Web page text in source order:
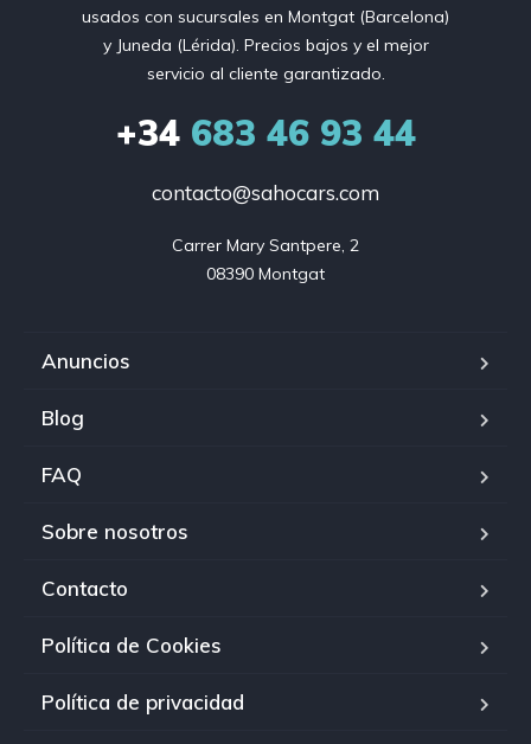
usados ​​con sucursales en Montgat (Barcelona)
y Juneda (Lérida). Precios bajos y el mejor
servicio al cliente garantizado.
+34683 46 93 44
contacto@sahocars.com
Carrer Mary Santpere, 2
08390 Montgat
Anuncios
Blog
FAQ
Sobre nosotros
Contacto
Política de Cookies
Política de privacidad